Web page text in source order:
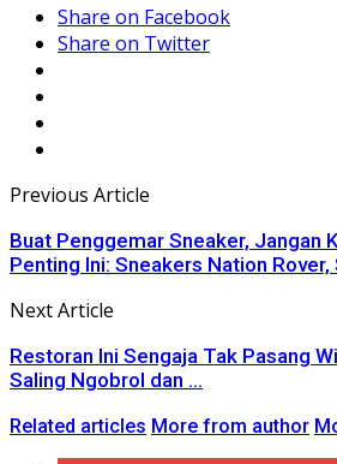
Share on Facebook
Share on Twitter
Previous Article
Buat Penggemar Sneaker, Jangan
Penting Ini: Sneakers Nation Rover,
Next Article
Restoran Ini Sengaja Tak Pasang
Saling Ngobrol dan ...
Related articles More from author